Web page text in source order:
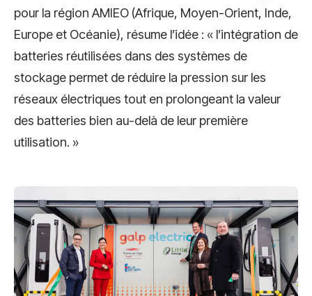
pour la région AMIEO (Afrique, Moyen-Orient, Inde,
Europe et Océanie), résume l’idée : « l’intégration de
batteries réutilisées dans des systèmes de
stockage permet de réduire la pression sur les
réseaux électriques tout en prolongeant la valeur
des batteries bien au-delà de leur première
utilisation. »